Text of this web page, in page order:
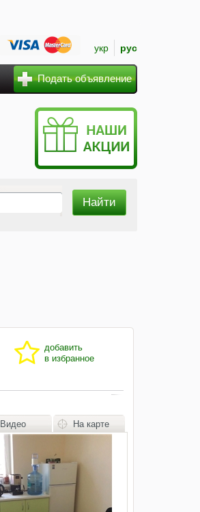
укр рус
Подать объявление
добавить
в избранное
Видео На карте